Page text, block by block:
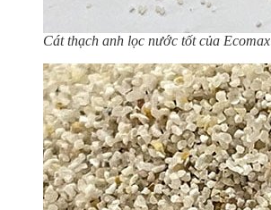
Cát thạch anh lọc nước tốt của Ecomax